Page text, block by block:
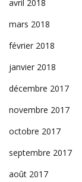
avril 2018
mars 2018
février 2018
janvier 2018
décembre 2017
novembre 2017
octobre 2017
septembre 2017
août 2017